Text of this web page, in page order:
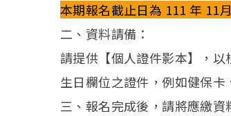
本期報名截止日為 111 年 11
二、資料請備：
請提供【個人證件影本】，
生日欄位之證件，例如健保卡
三、報名完成後，請將應繳